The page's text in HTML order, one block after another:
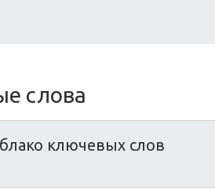
слова
ключевых слов